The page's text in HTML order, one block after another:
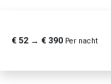
€ 52 → € 390 Per nacht